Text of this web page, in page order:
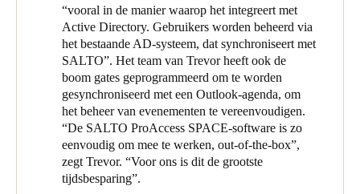
English
English
English
Vervolgens werd het giekpoortsysteem vervangen, dat na
kantooruren onmiddellijk de beveiliging verhoogde omdat de
poorten betrouwbaar waren en werden gebruikt, terwijl ze in het
verleden net open waren gelaten. SALTO gaf het college de
flexibiliteit om de poorten rond evenementen te programmeren -
bijvoorbeeld tijdens de schoolproductie moeten de poorten open
zijn, maar slechts tot een bepaald tijdstip van de nacht.
De mogelijkheid van het SALTO-systeem om verkeer op te
nemen, zelfs wanneer de poorten open zijn, levert nuttige
gegevens op voor het college. Tijdens het inleveren en ophalen,
bijvoorbeeld als een van de drie parkeerplaatsen te veel wordt
“vooral in de manier waarop het integreert met
Active Directory. Gebruikers worden beheerd via
het bestaande AD-systeem, dat synchroniseert met
SALTO”. Het team van Trevor heeft ook de
boom gates geprogrammeerd om te worden
gesynchroniseerd met een Outlook-agenda, om
het beheer van evenementen te vereenvoudigen.
“De SALTO ProAccess SPACE-software is zo
eenvoudig om mee te werken, out-of-the-box”,
zegt Trevor. “Voor ons is dit de grootste
tijdsbesparing”.